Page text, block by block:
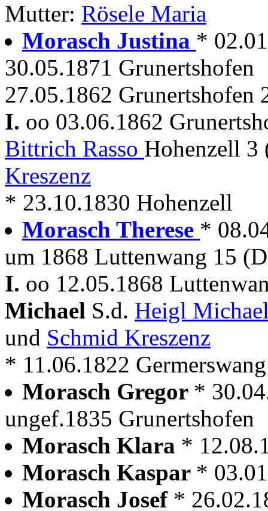
Mutter: Rösele Maria
Morasch Justina *
30.05.1871 Grunertshofen
27.05.1862 Grunertshofen
I. oo 03.06.1862
Bittrich Rasso Hohenzell
Kreszenz
* 23.10.1830 Hohenzell
Morasch Therese *
um 1868 Luttenwang 15
I. oo 12.05.1868
Michael S.d. Heigl
und Schmid Kreszenz
* 11.06.1822 Germerswang
Morasch Gregor *
ungef.1835 Grunertshofen
Morasch Klara *
Morasch Kaspar *
Morasch Josef *